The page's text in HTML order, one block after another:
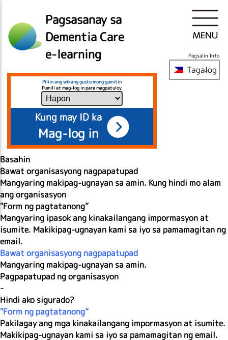
Pagsasanay sa
Dementia Care
e-learning
Piliin ang wikang gusto mong gamitin
Pumili at mag-log in para magpatuloy.
Kung may ID ka
Mag-log in
Basahin
Pagsalin Info
Tagalog
Bawat organisasyong nagpapatupad
Mangyaring makipag-ugnayan sa amin. Kung hindi mo alam
ang organisasyon
"Form ng pagtatanong”
Mangyaring ipasok ang kinakailangang impormasyon at
isumite. Makikipag-ugnayan kami sa iyo sa pamamagitan ng
email.
Bawat organisasyong nagpapatupad
Mangyaring makipag-ugnayan sa amin.
Pagpapatupad ng organisasyon
-
Hindi ako sigurado?
"Form ng pagtatanong”
Pakilagay ang mga kinakailangang impormasyon at isumite.
Makikipag-ugnayan kami sa iyo sa pamamagitan ng email.